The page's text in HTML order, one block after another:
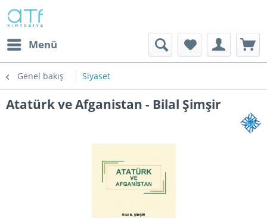
Menü
Genel bakış Siyaset
Atatürk ve Afganistan - Bilal Şimşir